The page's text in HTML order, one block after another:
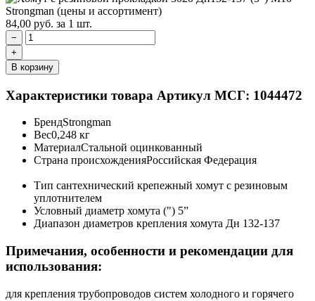
84,00 руб. за 1 шт.
−
+
В корзину
Характеристики товара Артикул МСГ: 1044472
БрендStrongman
Вес0,248 кг
МатериалСтальной оцинкованный
Страна происхожденияРоссийская Федерация
Тип сантехнический крепежный хомут с резиновым
уплотнителем
Условный диаметр хомута (") 5”
Диапазон диаметров крепления хомута Дн 132-137
Примечания, особенности и рекомендации для
использования:
для крепления трубопроводов систем холодного и горячего